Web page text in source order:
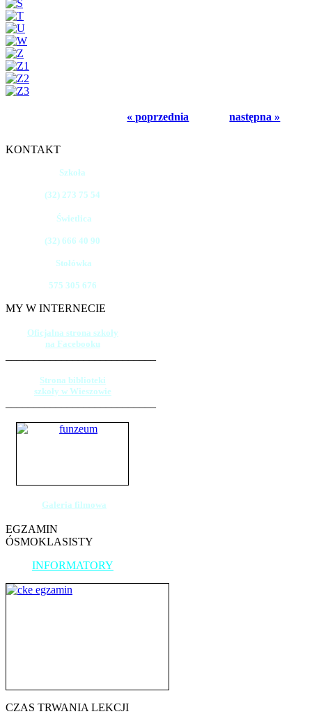
« poprzednia następna »
KONTAKT
Szkoła
(32) 273 75 54
Świetlica
(32) 666 40 90
Stołówka
575 305 676
MY W INTERNECIE
Oficjalna strona szkoły
na Facebooku
Strona biblioteki
szkoły w Wieszowie
Galeria filmowa
EGZAMIN
ÓSMOKLASISTY
INFORMATORY
CZAS TRWANIA LEKCJI